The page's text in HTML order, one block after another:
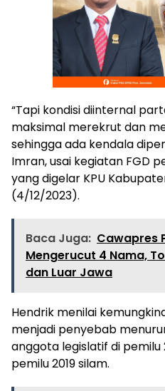
“Tapi kondisi diinternal
maksimal merekrut dan
sehingga ada kendala
Imran, usai kegiatan FGD
yang digelar KPU
(4/12/2023).
Baca Juga: Cawapres
Mengerucut 4 Nama,
dan Luar Jawa
Hendrik menilai
menjadi penyebab
anggota legislatif di
pemilu 2019 silam.